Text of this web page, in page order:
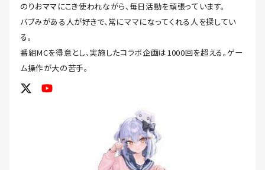
のりおママにこき使われながら、毎日活動を頑張っています。
バブみがある人が好きで、常にママになってくれる人を探してい
る。
番組MCを得意とし、実施したコラボ企画は1000回を超える。ゲー
ム操作が大の苦手。